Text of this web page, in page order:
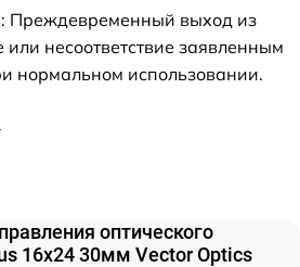
Преждевременный выход из
или несоответствие заявленным
нормальном использовании.
оптического
16x24 30мм Vector Optics